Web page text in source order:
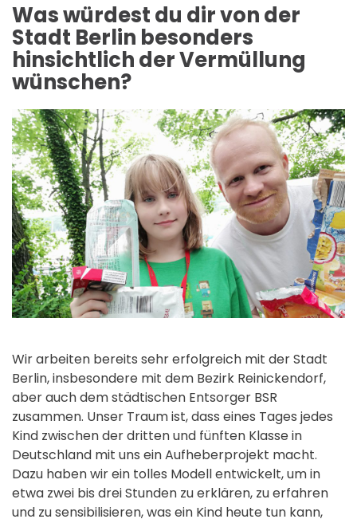
Was würdest du dir von der
Stadt Berlin besonders
hinsichtlich der Vermüllung
wünschen?
Wir arbeiten bereits sehr erfolgreich mit der Stadt
Berlin, insbesondere mit dem Bezirk Reinickendorf,
aber auch dem städtischen Entsorger BSR
zusammen. Unser Traum ist, dass eines Tages jedes
Kind zwischen der dritten und fünften Klasse in
Deutschland mit uns ein Aufheberprojekt macht.
Dazu haben wir ein tolles Modell entwickelt, um in
etwa zwei bis drei Stunden zu erklären, zu erfahren
und zu sensibilisieren, was ein Kind heute tun kann,